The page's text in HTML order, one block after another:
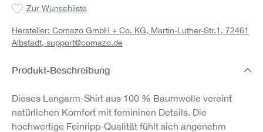
Zur Wunschliste
Hersteller: Comazo GmbH + Co. KG, Martin-Luther-Str.1, 72461
Albstadt, support@comazo.de
Produkt-Beschreibung
Dieses Langarm-Shirt aus 100 % Baumwolle vereint
natürlichen Komfort mit femininen Details. Die
hochwertige Feinripp-Qualität fühlt sich angenehm